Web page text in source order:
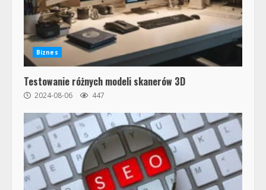
Biznes
Testowanie różnych modeli skanerów 3D
2024-08-06 447